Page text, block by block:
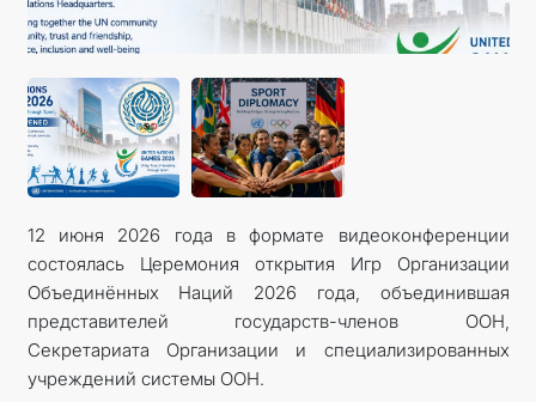
ДИПЛОМАТИЯ
ПОСТОЯННЫЙ НЕЙТРАЛИТЕТ
УСТОЙЧИВЫЙ ТРАНСПОРТ
12 июня 2026 года в формате видеоконференции
состоялась Церемония открытия Игр Организации
Объединённых Наций 2026 года, объединившая
представителей государств-членов ООН,
Секретариата Организации и специализированных
учреждений системы ООН.